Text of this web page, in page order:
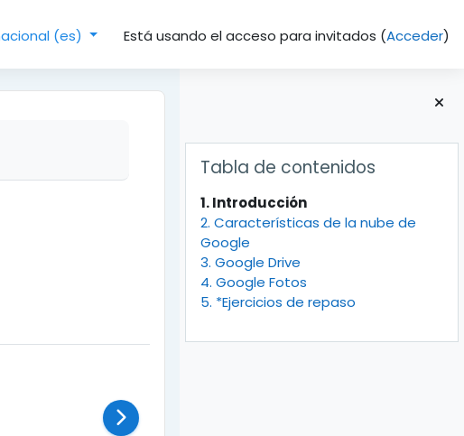
‎(es)‎ Está usando el acceso para invitados (Acceder)
Bloques
Tabla de contenidos
1. Introducción
2. Características de la nube de
Google
3. Google Drive
4. Google Fotos
5. *Ejercicios de repaso